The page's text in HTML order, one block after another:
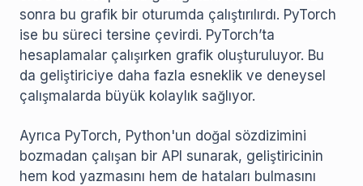
sonra bu grafik bir oturumda çalıştırılırdı. PyTorch
ise bu süreci tersine çevirdi. PyTorch’ta
hesaplamalar çalışırken grafik oluşturuluyor. Bu
da geliştiriciye daha fazla esneklik ve deneysel
çalışmalarda büyük kolaylık sağlıyor.
Ayrıca PyTorch, Python'un doğal sözdizimini
bozmadan çalışan bir API sunarak, geliştiricinin
hem kod yazmasını hem de hataları bulmasını